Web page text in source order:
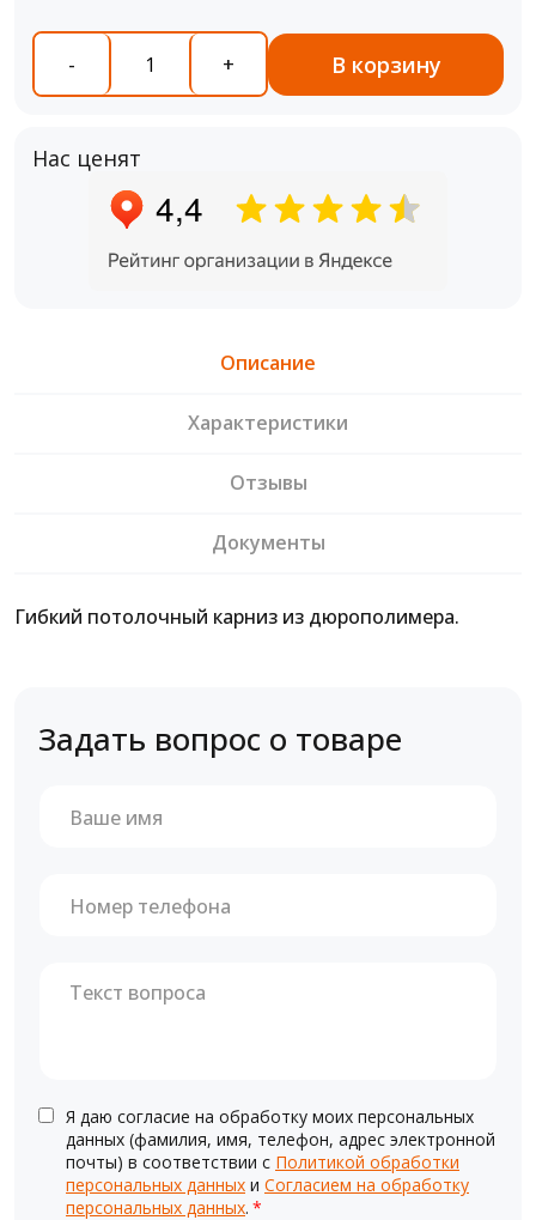
- + В корзину
Нас ценят
Описание
Характеристики
Отзывы
Документы
Гибкий потолочный карниз из дюрополимера.
Задать вопрос о товаре
Я даю согласие на обработку моих персональных
данных (фамилия, имя, телефон, адрес электронной
почты) в соответствии с Политикой обработки
персональных данных и Согласием на обработку
персональных данных. *